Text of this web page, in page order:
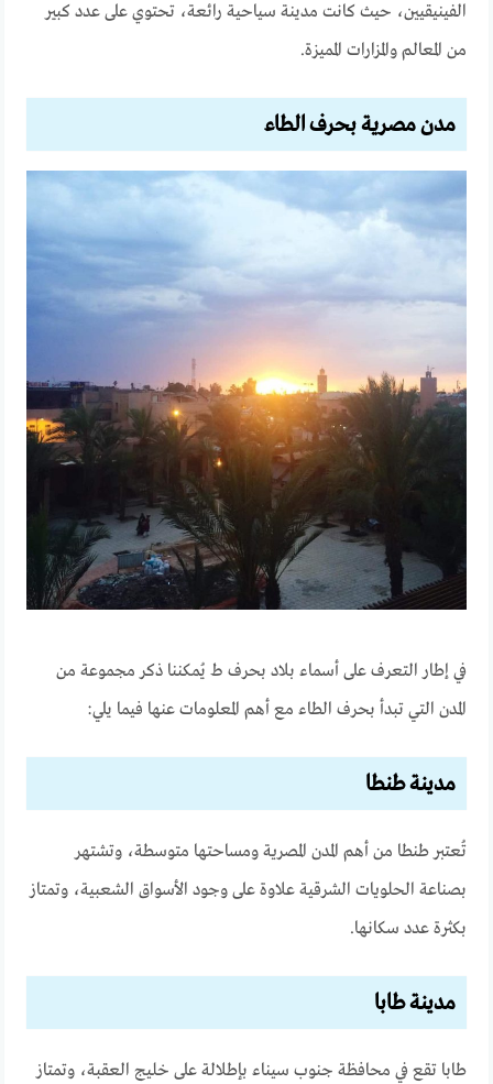
الفينيقيين، حيث كانت مدينة سياحية رائعة، تحتوي على عدد كبير
من المعالم والمزارات المميزة.
مدن مصرية بحرف الطاء
في إطار التعرف على أسماء بلاد بحرف ط يُمكننا ذكر مجموعة من
المدن التي تبدأ بحرف الطاء مع أهم المعلومات عنها فيما يلي:
مدينة طنطا
تُعتبر طنطا من أهم المدن المصرية ومساحتها متوسطة، وتشتهر
بصناعة الحلويات الشرقية علاوة على وجود الأسواق الشعبية، وتمتاز
بكثرة عدد سكانها.
مدينة طابا
طابا تقع في محافظة جنوب سيناء بإطلالة على خليج العقبة، وتمتاز